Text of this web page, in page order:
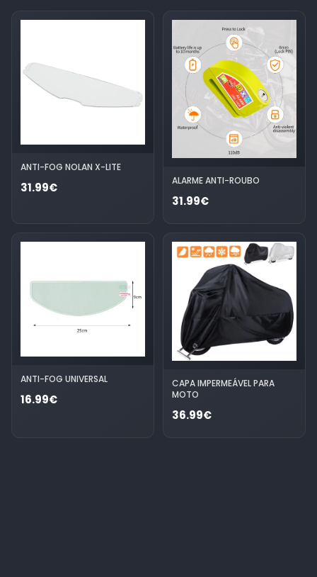
ANTI-FOG NOLAN X-LITE
31.99€ ALARME ANTI-ROUBO
31.99€
ANTI-FOG UNIVERSAL
16.99€
CAPA IMPERMEÁVEL PARA
MOTO
36.99€